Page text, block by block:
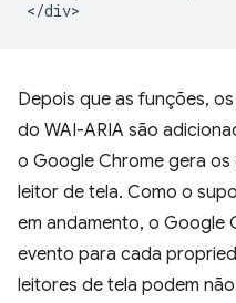
Depois que as funções,
do WAI-ARIA são
o Google Chrome gera
leitor de tela. Como o
em andamento, o Google
evento para cada
leitores de tela podem